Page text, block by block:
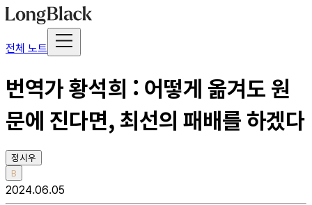
전체 노트
번역가 황석희 : 어떻게 옮겨도 원
문에 진다면, 최선의 패배를 하겠다
정시우
B
2024.06.05